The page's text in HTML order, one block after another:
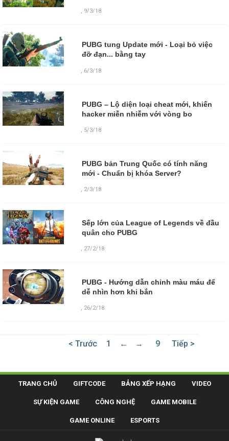
, 9/3/18
PUBG tung Update mới - Loại bỏ việc
đỡ đạn... bằng tay
6/3/18
PUBG – Lộ diện loại cheat mới, khiến
hacker miễn nhiễm với vòng bo
, 5/3/18
PUBG bản Trung Quốc có tính năng
mới - Chuẩn bị khóa Server?
, 2/3/18
Sếp lớn của League of Legends về đầu
quân cho PUBG
, 27/2/18
PUBG - Hướng dẫn chỉnh màu máu để
dễ nhìn hơn khi bắn
, 26/2/18
< Trước 1 ← → 9 Tiếp >
TRANG CHỦ GIFTCODE BẢNG XẾP HẠNG VIDEO
SỰ KIỆN GAME CÔNG NGHỆ GAME MOBILE
GAME ONLINE ESPORTS